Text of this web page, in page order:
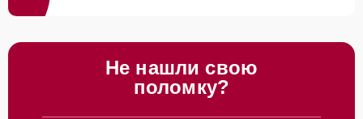
Не нашли свою
поломку?